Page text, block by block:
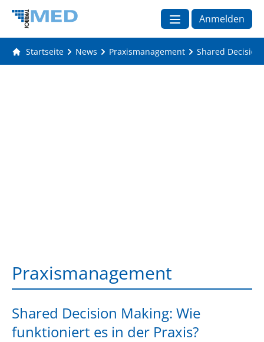
Anmelden
Startseite News Praxismanagement Shared
Praxismanagement
Shared Decision Making: Wie
funktioniert es in der Praxis?